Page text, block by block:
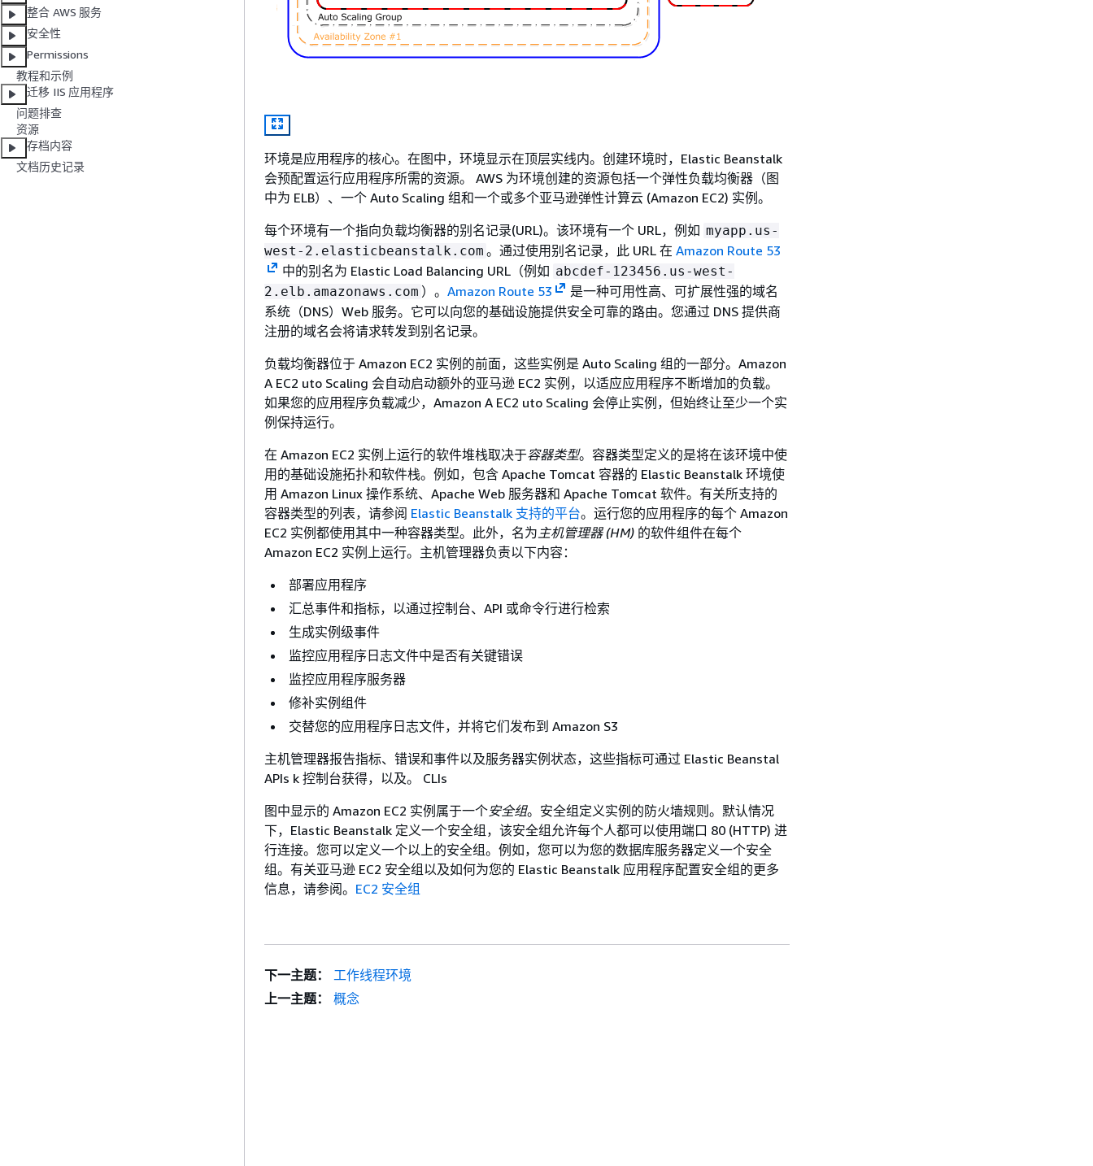
整合 AWS 服务
安全性
Permissions
教程和示例
迁移 IIS 应用程序
问题排查
资源
存档内容
文档历史记录
环境是应用程序的核心。在图中，环境显示在顶层实线内。创建环境时，Elastic Beanstalk
会预配置运行应用程序所需的资源。 AWS 为环境创建的资源包括一个弹性负载均衡器（图
中为 ELB）、一个 Auto Scaling 组和一个或多个亚马逊弹性计算云 (Amazon EC2) 实例。
每个环境有一个指向负载均衡器的别名记录(URL)。该环境有一个 URL，例如 myapp.us-
west-2.elasticbeanstalk.com 。通过使用别名记录，此 URL 在 Amazon Route 53
中的别名为 Elastic Load Balancing URL（例如 abcdef-123456.us-west-
2.elb.amazonaws.com ）。 Amazon Route 53
是一种可用性高、可扩展性强的域名
系统（DNS）Web 服务。它可以向您的基础设施提供安全可靠的路由。您通过 DNS 提供商
注册的域名会将请求转发到别名记录。
负载均衡器位于 Amazon EC2 实例的前面，这些实例是 Auto Scaling 组的一部分。Amazon
A EC2 uto Scaling 会自动启动额外的亚马逊 EC2 实例，以适应应用程序不断增加的负载。
如果您的应用程序负载减少，Amazon A EC2 uto Scaling 会停止实例，但始终让至少一个实
例保持运行。
在 Amazon EC2 实例上运行的软件堆栈取决于容器类型。容器类型定义的是将在该环境中使
用的基础设施拓扑和软件栈。例如，包含 Apache Tomcat 容器的 Elastic Beanstalk 环境使
用 Amazon Linux 操作系统、Apache Web 服务器和 Apache Tomcat 软件。有关所支持的
容器类型的列表，请参阅 Elastic Beanstalk 支持的平台。运行您的应用程序的每个 Amazon
EC2 实例都使用其中一种容器类型。此外，名为主机管理器 (HM) 的软件组件在每个
Amazon EC2 实例上运行。主机管理器负责以下内容：
部署应用程序
汇总事件和指标，以通过控制台、API 或命令行进行检索
生成实例级事件
监控应用程序日志文件中是否有关键错误
监控应用程序服务器
修补实例组件
交替您的应用程序日志文件，并将它们发布到 Amazon S3
主机管理器报告指标、错误和事件以及服务器实例状态，这些指标可通过 Elastic Beanstal
APIs k 控制台获得，以及。 CLIs
图中显示的 Amazon EC2 实例属于一个安全组。安全组定义实例的防火墙规则。默认情况
下，Elastic Beanstalk 定义一个安全组，该安全组允许每个人都可以使用端口 80 (HTTP) 进
行连接。您可以定义一个以上的安全组。例如，您可以为您的数据库服务器定义一个安全
组。有关亚马逊 EC2 安全组以及如何为您的 Elastic Beanstalk 应用程序配置安全组的更多
信息，请参阅。 EC2 安全组
下一主题：
工作线程环境
上一主题：
概念